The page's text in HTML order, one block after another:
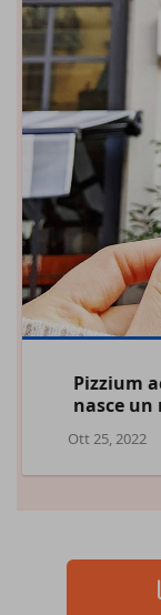
Pizzium
nasce un
Ott 25, 2022